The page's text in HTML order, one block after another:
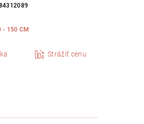
- 150 CM
Strážiť cenu